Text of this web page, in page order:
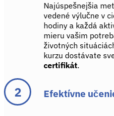
Najúspešnejšia
vedené výlučne v
hodiny a každá
mieru vašim
životných
kurzu dostávate
certifikát.
Efektívne